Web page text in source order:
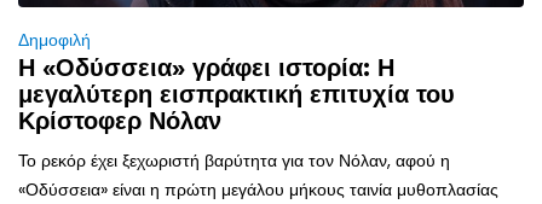
Δημοφιλή
Η «Οδύσσεια» γράφει ιστορία: Η
μεγαλύτερη εισπρακτική επιτυχία του
Κρίστοφερ Νόλαν
Το ρεκόρ έχει ξεχωριστή βαρύτητα για τον Νόλαν, αφού η
«Οδύσσεια» είναι η πρώτη μεγάλου μήκους ταινία μυθοπλασίας